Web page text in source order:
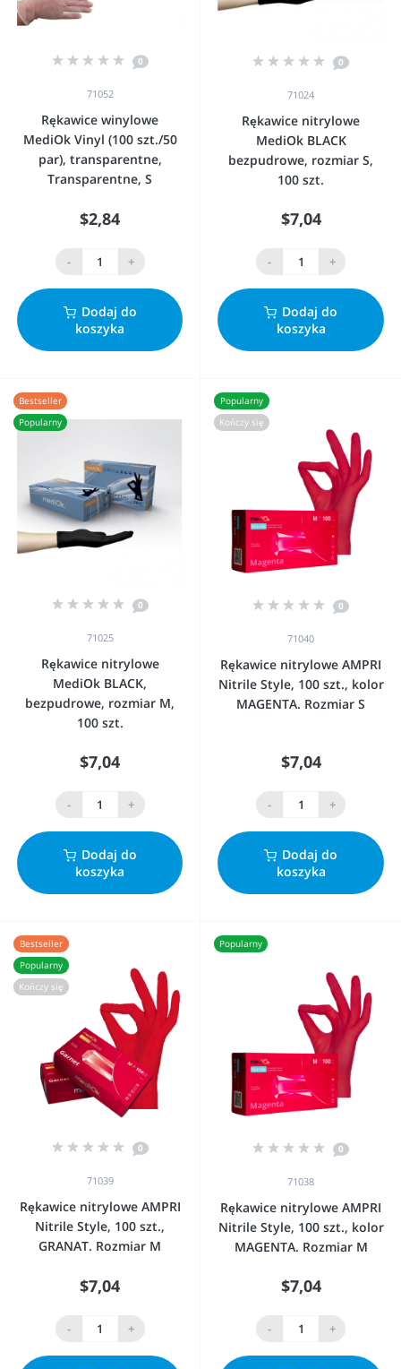
0
71052
Rękawice winylowe
MediOk Vinyl (100 szt./50
par), transparentne,
Transparentne, S
$2,84
- +
Dodaj do
koszyka
0
71024
Rękawice nitrylowe
MediOk BLACK
bezpudrowe, rozmiar S,
100 szt.
$7,04
- +
Dodaj do
koszyka
Bestseller
Popularny
0
71025
Rękawice nitrylowe
MediOk BLACK,
bezpudrowe, rozmiar M,
100 szt.
$7,04
- +
Dodaj do
koszyka
Popularny
Kończy się
0
71040
Rękawice nitrylowe AMPRI
Nitrile Style, 100 szt., kolor
MAGENTA. Rozmiar S
$7,04
- +
Dodaj do
koszyka
Bestseller
Popularny
Kończy się
0
71039
Rękawice nitrylowe AMPRI
Nitrile Style, 100 szt.,
GRANAT. Rozmiar M
$7,04
- +
Popularny
0
71038
Rękawice nitrylowe AMPRI
Nitrile Style, 100 szt., kolor
MAGENTA. Rozmiar M
$7,04
- +